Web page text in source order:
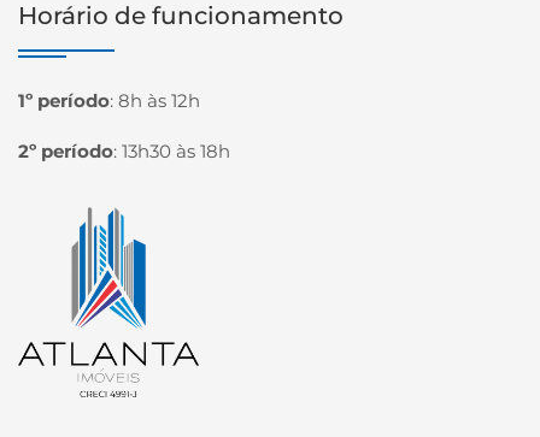
Horário de funcionamento
1º período: 8h às 12h
2º período: 13h30 às 18h
Página inicial